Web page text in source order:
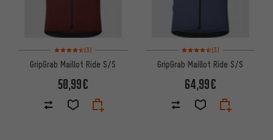
Note moyenne : 4,5 sur 5 d'après 3 avis
(3)
GripGrab Maillot Ride S/S
50,99€
Note moyenne : 4,5 sur 5
(3)
GripGrab Maillot Ride S/S
64,99€